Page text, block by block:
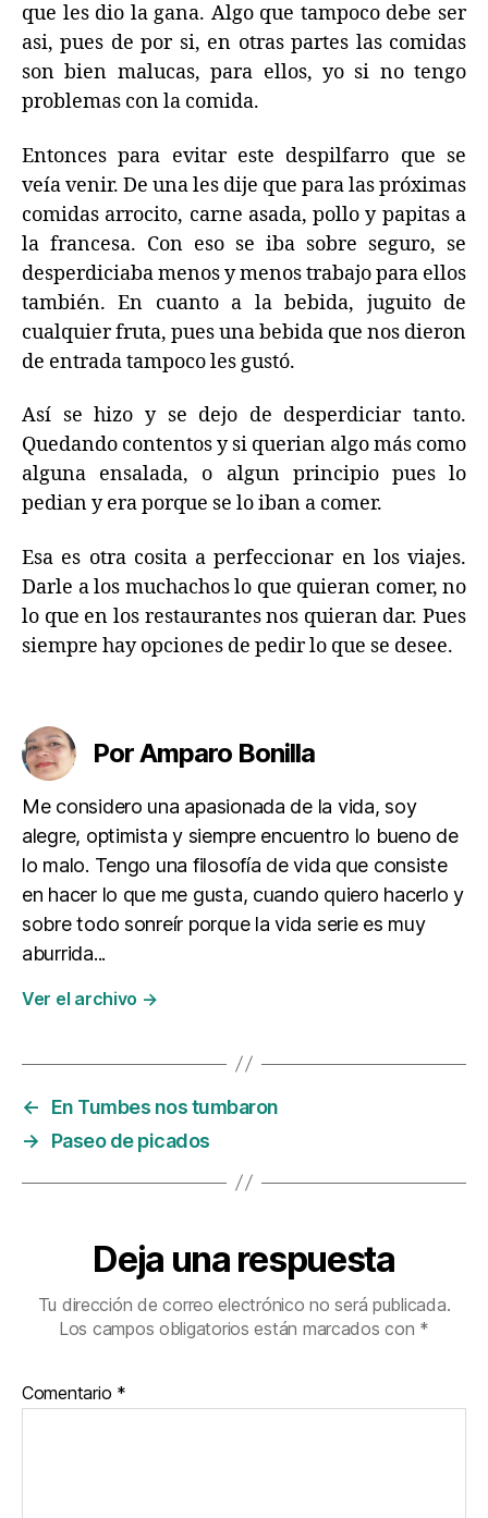
que les dio la gana. Algo que tampoco debe ser
asi, pues de por si, en otras partes las comidas
son bien malucas, para ellos, yo si no tengo
problemas con la comida.
Entonces para evitar este despilfarro que se
veía venir. De una les dije que para las próximas
comidas arrocito, carne asada, pollo y papitas a
la francesa. Con eso se iba sobre seguro, se
desperdiciaba menos y menos trabajo para ellos
también. En cuanto a la bebida, juguito de
cualquier fruta, pues una bebida que nos dieron
de entrada tampoco les gustó.
Así se hizo y se dejo de desperdiciar tanto.
Quedando contentos y si querian algo más como
alguna ensalada, o algun principio pues lo
pedian y era porque se lo iban a comer.
Esa es otra cosita a perfeccionar en los viajes.
Darle a los muchachos lo que quieran comer, no
lo que en los restaurantes nos quieran dar. Pues
siempre hay opciones de pedir lo que se desee.
s
t
o
ri
e
v
a
j
e
Por Amparo Bonilla
Me considero una apasionada de la vida, soy
alegre, optimista y siempre encuentro lo bueno de
lo malo. Tengo una filosofía de vida que consiste
en hacer lo que me gusta, cuando quiero hacerlo y
sobre todo sonreír porque la vida serie es muy
aburrida...
Ver el archivo →
←
En Tumbes nos tumbaron
→
Paseo de picados
Deja una respuesta
Tu dirección de correo electrónico no será publicada.
Los campos obligatorios están marcados con *
Comentario *